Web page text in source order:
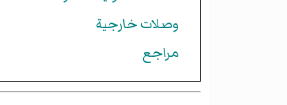
وصلات خارجية
مراجع